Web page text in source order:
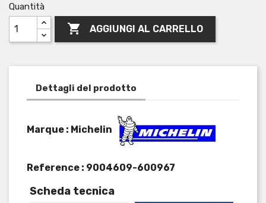
Quantità
 AGGIUNGI AL CARRELLO
Dettagli del prodotto
Marque : Michelin
Reference : 9004609-600967
Scheda tecnica